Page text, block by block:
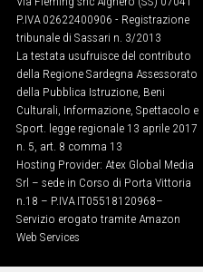
STORIE
VIDEO
Vai
UNISCITI
AL CANALE
P.IVA 02622400906 - Registrazione
tribunale di Sassari n. 3/2013
La testata usufruisce del contributo
della Regione Sardegna Assessorato
della Pubblica Istruzione, Beni
Culturali, Informazione, Spettacolo e
Sport. legge regionale 13 aprile 2017
n. 5, art. 8 comma 13
Hosting Provider: Atex Global Media
Srl – sede in Corso di Porta Vittoria
n.18 – P.IVA IT05518120968​–
Servizio erogato tramite Amazon
Web Services